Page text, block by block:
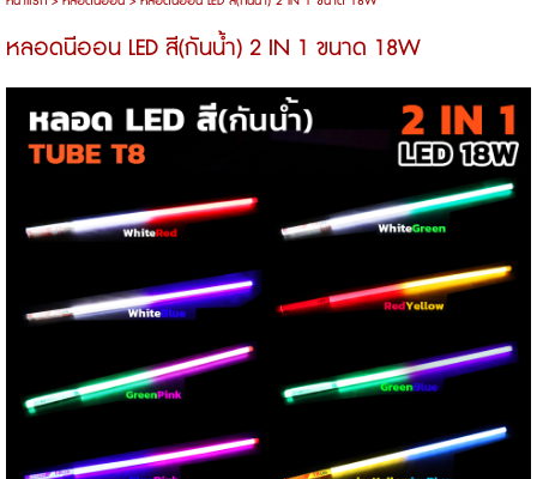
หลอดนีออน LED สี(กันน้ำ) 2 IN 1 ขนาด 18W